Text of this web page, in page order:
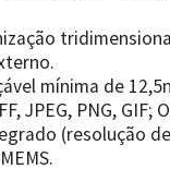
mínima de
JPEG, PNG,
(resolução